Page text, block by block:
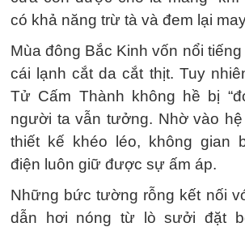
có khả năng trừ tà và đem lại
Mùa đông Bắc Kinh vốn nổi
cái lạnh cắt da cắt thịt. Tuy
Tử Cấm Thành không hề bị
người ta vẫn tưởng. Nhờ vào
thiết kế khéo léo, không gian
điện luôn giữ được sự ấm áp.
Những bức tường rỗng kết nối
dẫn hơi nóng từ lò sưởi đặt